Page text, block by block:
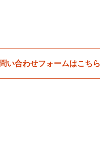
い合わせフォームはこちら